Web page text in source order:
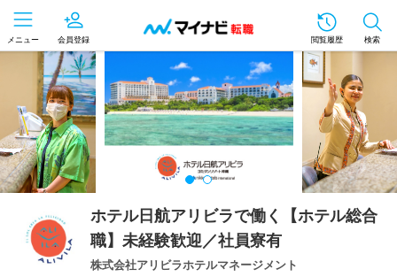
メニュー 会員登録 閲覧履歴 検索
ホテル日航アリビラで働く【ホテル総合
職】未経験歓迎／社員寮有
株式会社アリビラホテルマネージメント